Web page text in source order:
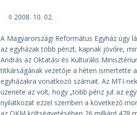
◊ 2008. 10. 02.
A Magyarországi Református Egyház úgy
az egyházak több pénzt, kapnak jövőre,
András az Oktatási és Kulturális
titkárságának vezetője a héten ismertette
egyházakra vonatkozó számait. Az MTI-
üzenete az volt, hogy „több pénz jut az
nyilatkozat ezzel szemben a következő